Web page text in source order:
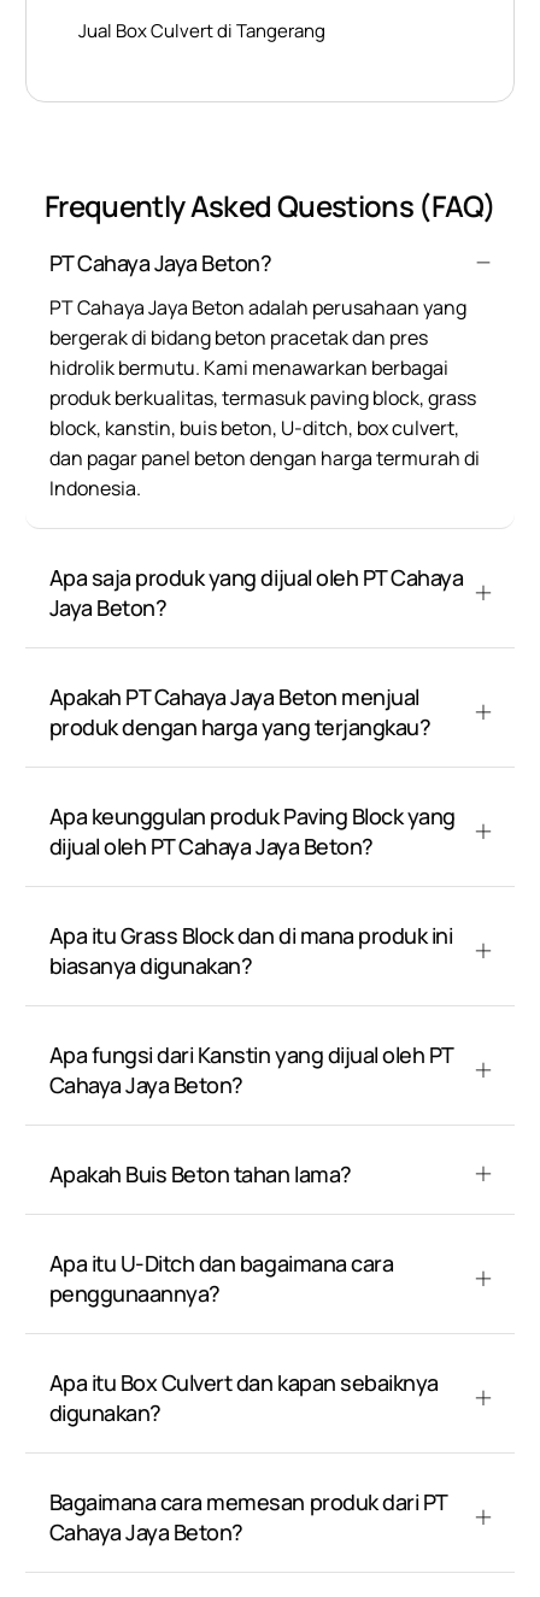
Jual Box Culvert di Tangerang
Frequently Asked Questions (FAQ)
PT Cahaya Jaya Beton?
PT Cahaya Jaya Beton adalah perusahaan yang
bergerak di bidang beton pracetak dan pres
hidrolik bermutu. Kami menawarkan berbagai
produk berkualitas, termasuk paving block, grass
block, kanstin, buis beton, U-ditch, box culvert,
dan pagar panel beton dengan harga termurah di
Indonesia.
Apa saja produk yang dijual oleh PT Cahaya
Jaya Beton?
Apakah PT Cahaya Jaya Beton menjual
produk dengan harga yang terjangkau?
Apa keunggulan produk Paving Block yang
dijual oleh PT Cahaya Jaya Beton?
Apa itu Grass Block dan di mana produk ini
biasanya digunakan?
Apa fungsi dari Kanstin yang dijual oleh PT
Cahaya Jaya Beton?
Apakah Buis Beton tahan lama?
Apa itu U-Ditch dan bagaimana cara
penggunaannya?
Apa itu Box Culvert dan kapan sebaiknya
digunakan?
Bagaimana cara memesan produk dari PT
Cahaya Jaya Beton?